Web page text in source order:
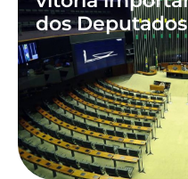
dos Deputados